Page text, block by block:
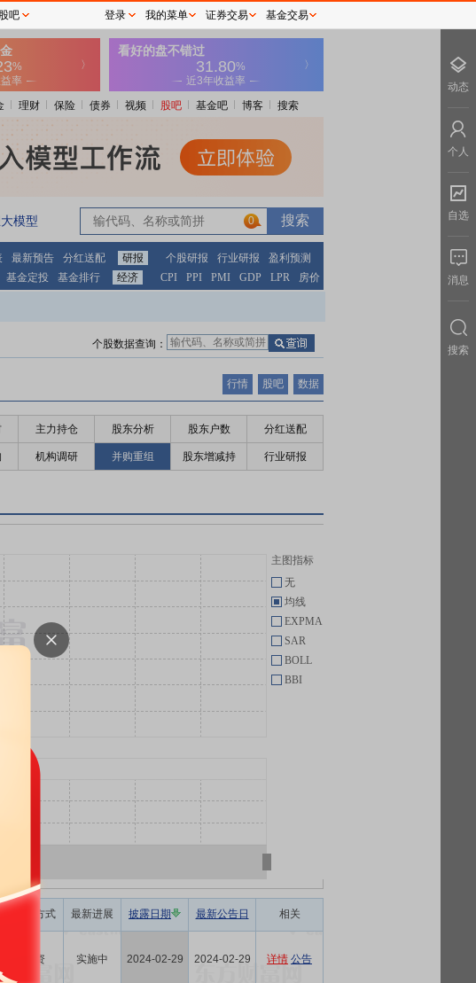
理财 保险 债券 视频 股吧 基金吧 博客 搜索
模型 0
最新预告 分红送配 研报 个股研报 行业研报
盈利预测
基金定投 基金排行 经济 CPI PPI PMI GDP LPR 房价
个股数据查询：
行情 股吧 数据
主力持仓 股东分析 股东户数 分红送配
机构调研 并购重组 股东增减持 行业研报
主图指标
无
均线
EXPMA
SAR
BOLL
BBI
并购方式 最新进展 披露日期 最新公告日 相关
增资 实施中 2024-02-29 2024-02-29 详情 公告
股吧 登录 我的菜单 证券交易 基金交易
动态
个人
自选
消息
搜索